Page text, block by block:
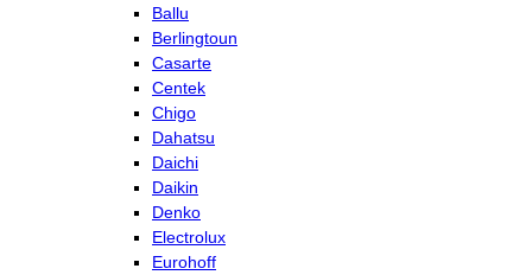
Ballu
Berlingtoun
Casarte
Centek
Chigo
Dahatsu
Daichi
Daikin
Denko
Electrolux
Eurohoff